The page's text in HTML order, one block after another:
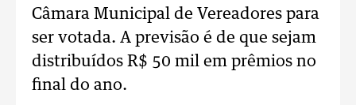
Câmara Municipal de Vereadores para
ser votada. A previsão é de que sejam
distribuídos R$ 50 mil em prêmios no
final do ano.